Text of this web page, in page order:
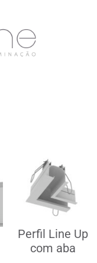
Perfil Line Up
com aba